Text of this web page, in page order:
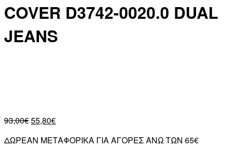
COVER D3742-0020.0 DUAL
JEANS
93,00€55,80€
ΔΩΡΕΑΝ ΜΕΤΑΦΟΡΙΚΑ ΓΙΑ ΑΓΟΡΕΣ ΑΝΩ ΤΩΝ 65€